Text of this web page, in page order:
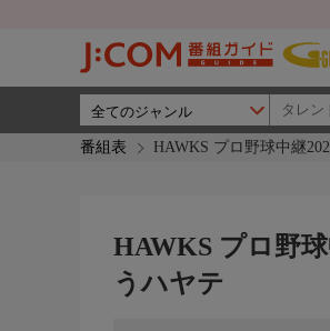
番組表 HAWKS プロ野球中継
HAWKS プロ野
うハヤテ